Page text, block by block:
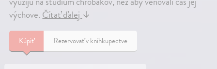
výchove.Čítať ďalej↓
Kúpiť Rezervovať v kníhkupectve